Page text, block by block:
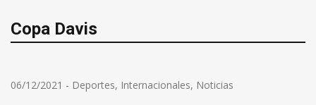
Copa Davis
06/12/2021 - Deportes, Internacionales, Noticias